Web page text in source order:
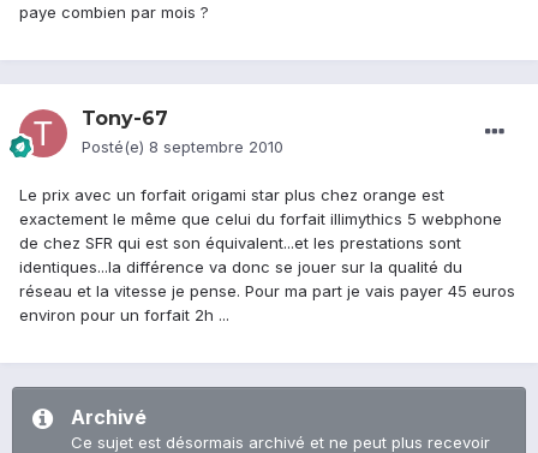
paye combien par mois ?
Tony-67
Posté(e) 8 septembre 2010
Le prix avec un forfait origami star plus chez orange est
exactement le même que celui du forfait illimythics 5 webphone
de chez SFR qui est son équivalent...et les prestations sont
identiques...la différence va donc se jouer sur la qualité du
réseau et la vitesse je pense. Pour ma part je vais payer 45 euros
environ pour un forfait 2h ...
Archivé
Ce sujet est désormais archivé et ne peut plus recevoir